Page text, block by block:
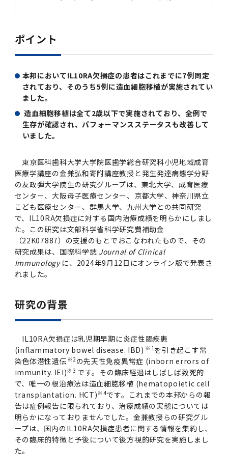
学長×歯学部学生懇談
東京医科歯科大学の歴史
学内向け広報誌「TMDUニュース」
医歯大ひろば
第1回『学びの地』
第2回『教育 講義・実習の軌跡』
第3回『知と癒しの匠の創造者たち』
第２期 中期目標・中期計画等について
第３期中期目標・中期計画等について
等について
（第２期中期目標期間中）年度計画・年度評価
等について
（第３期中期目標期間中）年度計画・年度評価
等について
4．指定国立大学法人構想に関する進捗状況に
ついて
関連リンク先
目
に関する協定書
「複合領域コース」の履修者に係る「編入学」
及び「複数学士号」に関する実施細目
編入学制度について（複数学士号）
大学）
統計データ
土地・建物及び所在地／関係施設位置図
東京医科歯科大学規則集
その他の情報公開
研究不正の防止
会計監査人候補者の決定について
教育等の情報
動物実験等に関する情報
女性活躍推進法による一般事業主行動計画
次世代育成支援対策推進法による一般事業主行
動計画
女性の活躍推進に向けた取り組み
目標とする教員の適正な年齢構成
キャンパスマスタープラン2016
ジョン推進宣言等
ジョン推進宣言等トップ
東京医科歯科大学ダイバーシティ＆インクルー
ジョン推進宣言／基本方針／アクション・プラ
ン
女性活躍推進法による一般事業主行動計画
次世代育成支援対策推進法による一般事業主行
動計画
女性の活躍推進に向けた取り組み
次世代認定マーク「くるみん」を取得しました
（基準適合一般事業主認定）
わくわく保育園（学内保育施設）
障がいのある学生のサポートについて
ハラスメントへの対応について
公益通報について
国際交流サイト
研究情報サイト
研究テーマ検索システム
学生寮について
アパート等の紹介
学生保険制度について
卒業後の進路データ
サークル紹介
大学祭
留学について
オンライン個別進学相談
地域特別枠推薦選抜説明会
入試説明会
キャンパス見学 ※現在は受け付けておりませ
ILA国府台 公開講座等のお知らせ
キャンパス紹介
学費・入学金・奨学金についてトップ
入学料・授業料の免除・徴収猶予について
大学院医歯学総合研究科生体検査科学講座
お問い合わせ
Academic Year by Eligible Students
令和７年度（２０２５年度）総合知と癒しの次
系）「Science Tokyo SPRING (医歯学系)」
（旧TMDU卓越大学院生制度）対象学生（秋入
学対象）の募集について
Call for Applications to Science Tokyo
Academic Year by Eligible Students
(*Autumn admission)
令和６年度（２０２４年度）総合知と癒しの次
世代フロントランナー育成プログラム（医歯学
系）「Science Tokyo SPRING (医歯学系)」
（旧TMDU卓越大学院生制度）対象学生（秋入
学対象）の募集について
Call for Applications to TMDU-SPRING
Program) for the 2024 Academic Year
「TMDU-SPRING」対象学生の募集について
（※春入学対象）について
Call for Application to TMDU WISE
Programs (II) for the 2023 Academic Year
by Eligible Students (*Autumn admission)
令和５年度（２０２３年度）東京医科歯科大学
「卓越大学院生制度（Ⅱ）」対象学生（秋入学
Exemption/Deferment)
奨学金について
請について（Admission Fee
Exemption&Admission Fee Deferment）
「修学支援に対する相談窓口」を設置しまし
た。
高等教育の修学支援制度
奨学金についてトップ
日本学生支援機構
2025年度国立大学臨床検査学系博士後期課程
優秀賞募集について
日本学生支援機構
国民年金について
ピアサポーター
証明書関係
教養部在学生
医学部在学生
歯学部在学生
大学院在学生
附属学校在学生
障がいのある学生サポートトップ
修学上の支援について
学生相談支援室
障害を理由とする差別の解消の推進に関する対
応要領
バリアフリーマップ
困りごと対策貸出グッズ
文部科学省からのお知らせ
令和７年度（２０２５年度）新入生向けPC購
入推奨仕様書
令和６年度（２０２４年度）東京医科歯科大学
「研究者早期育成コース」採用決定通知書授与
式を行いました。
令和５年度（２０２３年度）東京医科歯科大学
「研究者早期育成コース及び研究者養成コー
令和４年度（２０２２年度）東京医科歯科大学
「研究者早期育成コース及び研究者養成コー
ス」採用決定通知書授与式を行いました。
令和３年度（２０２１年度）東京医科歯科大学
「卓越大学院生制度（Ⅰ）」採用決定通知書授
与式を行いました。
在学生向け
学校推薦・求人情報について
学内就職支援イベント
インターンシップ
就職支援サイトリンク集
就職支援ガイド
外国人留学生の就職情報について
就職活動体験談について
内定取り消しについて
進路届の提出について
その他 就職関連情報（推薦書等）
卒業後の進路及び卒業者数
お茶の水祭
施設利用トップ
学生・女性支援センター
わくわく保育園
国立美術館キャンパスメンバーズ
ボランティア
台風等の自然災害や交通機関運休による休講措
置（湯島地区）Class Cancellation Measures
due to Natural Disasters, such as
Typhoons, and Transportation
新入学の大学院生へ To New Graduate
Students
博士課程 生命理工医療科学専攻
ス）
概要
分野構成
医歯学総合研究科博士課程医歯学系専攻履修要
博士課程 生命理工医療科学専攻
博士課程 生命理工医療科学専攻トップ
分野構成
医歯学総合研究科博士課程生命理工学系専攻履
修要項（シラバス）
履修要項（大学院シラバス）
年報トップ
2024年（25.7MB）
2023年（49.5MB）
2022年（38.1 MB）
2020年 （PDF：67.8MB）
2019年 （PDF：71.7MB）
2018年 （PDF：83.3MB）
2017年 （PDF：75.1MB）
2016年 （PDF：73.0MB）
統合教育機構学務企画課
セミナー・特別講義
セミナー・特別講義トップ
2026年度
2023年度
2024年度
2022年度
2021年度
2020年度
設置計画履行状況報告書
教育研究分野組織、指導教員研究内容トップ
看護先進科学専攻
履修要項（大学院シラバス）保健衛生学研究科
５大学災害看護コンソーシアム履修の手引き
統合教育機構学務企画課
設置計画履行状況報告書
年報
年報トップ
2024年（PDF：5.4MB）
2023年（PDF：4.5MB）
2020年 （PDF：4.6MB）
2019年 （PDF：5.2MB）
2018年 （PDF：18.7MB）
2017年 （PDF：7.2MB）
高等研究院
大学病院トップ
医科（医系診療部門）
スポーツサイエンス機構
M&Dデータ科学センター
統合教育機構トップ
医学・歯学分野における数理・データサイエン
ス・AI教育開発事業
大学統合時の教育・学生生活について（受験生
向け）
Regarding education and student life after
students）
向け）
Regarding education and student life after
the integration (For current students)
教学IR関連公開情報
教学IR関連公開情報トップ
卒業生進路アンケート
統合研究機構・統合イノベーション機構
統合研究機構・統合イノベーション機構トップ
統合イノベーション機構
統合イノベーション機構トップ
医療ビッグデータによるトータル・ヘルスケア
イノベーション創出の基盤構築プロジェクト
オープンイノベーションセンター
ヘルスサイエンスR&Dセンター
若手研究者支援センター（統合研究機構）
研究基盤クラスター（統合研究機構）
リサーチコアセンター
実験動物センター
生命倫理研究センター
疾患バイオリソースセンター
先端医歯工学創成クラスター（統合研究機構）
トップ
再生医療研究センター
再生医療研究センター（微生物安全性グルー
プ）
統合研究機構から他部局へ異動したセンター
統合研究機構から他部局へ異動したセンタート
ップ
低侵襲医療センター（旧：低侵襲医歯学研究セ
ンター）
オープンイノベーションセンター
統合国際機構
統合情報機構（図書館部門・ITセキュリティ部
統合情報機構（図書館部門・ITセキュリティ部
門）トップ
ITヘルプデスク（学内専用サイト）
ITセキュリティ部門（学内専用サイト）
図書館部門
図書館部門トップ
デジタル変革推進事務室
学生支援・保健管理機構
学生支援・保健管理機構トップ
保健管理センター
湯島学生支援センター
湯島学生支援センタートップ
学生相談支援室
環境安全管理室
環境安全管理室トップ
環境報告書
広報部
各種実験手続き例(学内専用)
ES細胞/iPS細胞を使用する実験(学内専用)
各種委員会関係(学内専用)
青い鳥広場(学内専用)
各種センター
高等研究院
安全保障輸出管理(学内専用)
利益相反
臨床研究法における臨床研究の利益相反管理に
ついて
ヒトES細胞倫理審査委員会
利益相反に関する説明会資料(ダウンロード)(学
内専用)
研究大学強化促進事業に関する情報・評価
ポイント
本邦においてIL10RA欠損症の患者はこれまでに7例同定
されており、そのうち5例に造血細胞移植が実施されてい
ました。
造血細胞移植は全て2歳以下で実施されており、全例で
生存が確認され、パフォーマンスステータスも改善して
いました。
東京医科歯科大学大学院医歯学総合研究科小児地域成育
医療学講座の金兼弘和寄附講座教授と発生発達病態学分野
の友政弾大学院生の研究グループは、東北大学、成育医療
センター、大阪母子医療センター、京都大学、神奈川県立
こども医療センター、群馬大学、九州大学との共同研究
で、IL10RA欠損症に対する国内治療成績を明らかにしまし
た。この研究は文部科学省科学研究費補助金
（22K07887）の支援のもとでおこなわれたもので、その
研究成果は、国際科学誌 Journal of Clinical
Immunology に、2024年9月12日にオンライン版で発表さ
れました。
研究の背景
IL10RA欠損症は乳児期早期に炎症性腸疾患
(inflammatory bowel disease. IBD) ※1 を引き起こす常
染色体潜性遺伝 ※2 の先天性免疫異常症 (inborn errors of
immunity. IEI)※3 です。その臨床経過はしばしば致死的
で、唯一の根治療法は造血細胞移植 (hematopoietic cell
transplantation. HCT)※4です。これまでの本邦からの報
告は症例報告に限られており、治療成績の実態については
明らかになっておりませんでした。金兼教授らの研究グル
ープは、国内のIL10RA欠損症患者に関する情報を集約し、
その臨床的特徴と予後について後方視的研究を実施しまし
た。